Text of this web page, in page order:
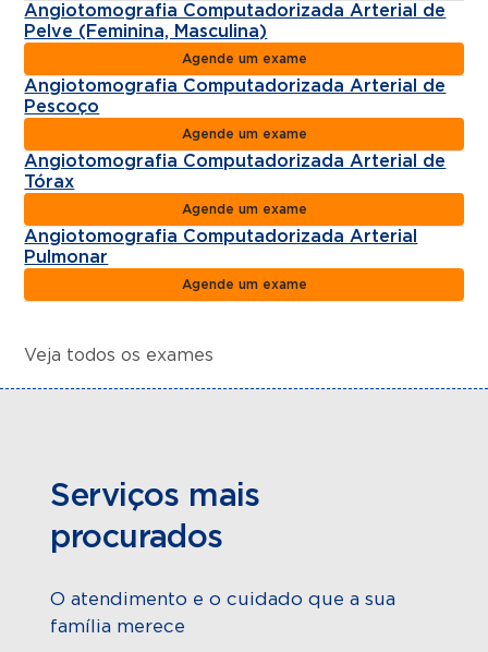
Angiotomografia Computadorizada Arterial de
Pelve (Feminina, Masculina)
Agende um exame
Angiotomografia Computadorizada Arterial de
Pescoço
Agende um exame
Angiotomografia Computadorizada Arterial de
Tórax
Agende um exame
Angiotomografia Computadorizada Arterial
Pulmonar
Agende um exame
Veja todos os exames
Serviços mais
procurados
O atendimento e o cuidado que a sua
família merece